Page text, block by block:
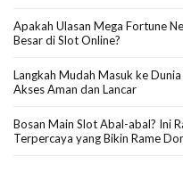
Apakah Ulasan Mega Fortune
Besar di Slot Online?
Langkah Mudah Masuk ke
Akses Aman dan Lancar
Bosan Main Slot Abal-abal? Ini
Terpercaya yang Bikin Rame